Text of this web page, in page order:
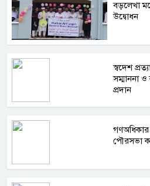
বড়লেখা
উদ্বোধন
স্বদেশ
সম্মাননা ও
প্রদান
পৌরসভা